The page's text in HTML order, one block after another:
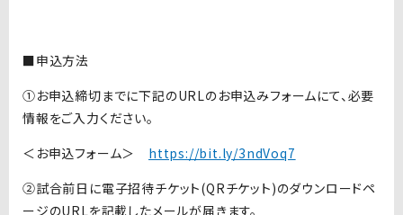
■申込方法
①お申込締切までに下記のURLのお申込みフォームにて、必要
情報をご入力ください。
＜お申込フォーム＞ https://bit.ly/3ndVoq7
②試合前日に電子招待チケット(QRチケット)のダウンロードペ
ージのURLを記載したメールが届きます。